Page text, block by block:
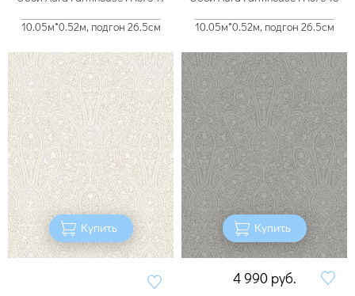
10.05м*0.52м, подгон 26.5см
Купить
10.05м*0.52м, подгон 26.5см
Купить
4 990 руб.